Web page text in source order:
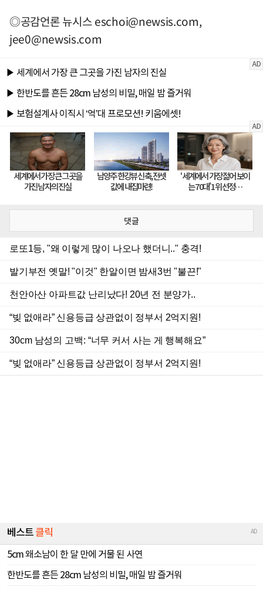
◎공감언론 뉴시스eschoi@newsis.com,
jee0@newsis.com
댓글